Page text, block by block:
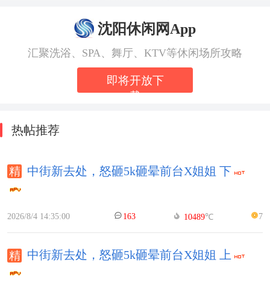
沈阳休闲网App
汇聚洗浴、SPA、舞厅、KTV等休闲场所攻略
即将开放下
载
热帖推荐
中街新去处，怒砸5k砸晕前台X姐姐 下
2026/8/4 14:35:00 163 10489℃ 7
中街新去处，怒砸5k砸晕前台X姐姐 上